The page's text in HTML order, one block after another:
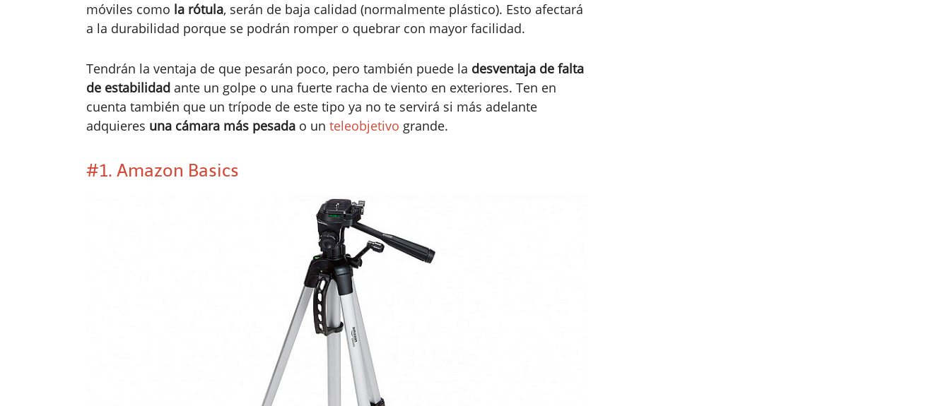
móviles como la rótula, serán de baja calidad (normalmente plástico). Esto afectará
a la durabilidad porque se podrán romper o quebrar con mayor facilidad.
Tendrán la ventaja de que pesarán poco, pero también puede la desventaja de falta
de estabilidad ante un golpe o una fuerte racha de viento en exteriores. Ten en
cuenta también que un trípode de este tipo ya no te servirá si más adelante
adquieres una cámara más pesada o un teleobjetivo grande.
#1. Amazon Basics